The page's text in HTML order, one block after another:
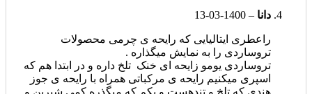
دانا –
1400-03-13
راعطری ایتالیایی که رایحه ی چرمی محصولات
تروساردی را به نمایش میگذاره .
تروساردی یومو زایحه ای خنک ‌ تلخ داره و در ابتدا هم که
اسپری میکنیم رایحه ی مرکباتی همراه با رایحه ی جوز